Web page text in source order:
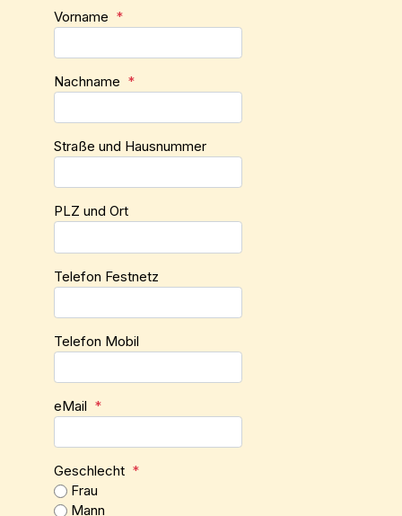
Vorname *
Nachname *
Straße und Hausnummer
PLZ und Ort
Telefon Festnetz
Telefon Mobil
eMail *
Geschlecht *
Frau
Mann